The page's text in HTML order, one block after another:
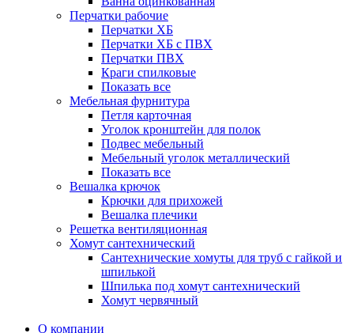
Перчатки рабочие
Перчатки ХБ
Перчатки ХБ с ПВХ
Перчатки ПВХ
Краги спилковые
Показать все
Мебельная фурнитура
Петля карточная
Уголок кронштейн для полок
Подвес мебельный
Мебельный уголок металлический
Показать все
Вешалка крючок
Крючки для прихожей
Вешалка плечики
Решетка вентиляционная
Хомут сантехнический
Сантехнические хомуты для труб с гайкой и
шпилькой
Шпилька под хомут сантехнический
Хомут червячный
О компании